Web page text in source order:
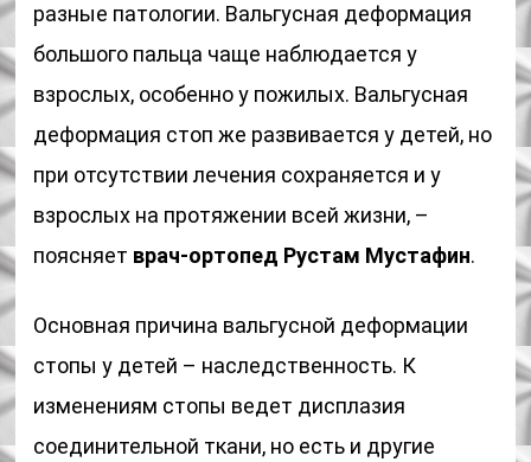
разные патологии. Вальгусная деформация
большого пальца чаще наблюдается у
взрослых, особенно у пожилых. Вальгусная
деформация стоп же развивается у детей, но
при отсутствии лечения сохраняется и у
взрослых на протяжении всей жизни, –
поясняет врач-ортопед Рустам Мустафин.
Основная причина вальгусной деформации
стопы у детей – наследственность. К
изменениям стопы ведет дисплазия
соединительной ткани, но есть и другие